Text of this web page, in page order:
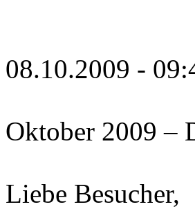
08.10.2009 -
Oktober 2009 –
Liebe Besucher,